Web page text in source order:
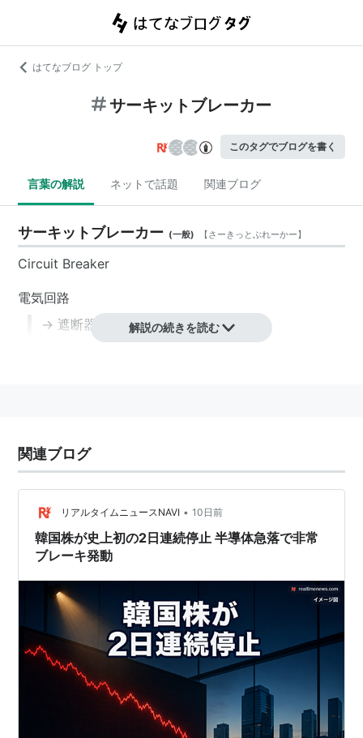
はてなブログ トップ
サーキットブレーカー
このタグでブログを書く
言葉の解説 ネットで話題 関連ブログ
サーキットブレーカー (一般) 【さーきっとぶれーかー】
Circuit Breaker
電気回路
→遮断器
解説の続きを読む
関連ブログ
リアルタイムニュースNAVI • 10日前
韓国株が史上初の2日連続停止 半導体急落で非常
ブレーキ発動